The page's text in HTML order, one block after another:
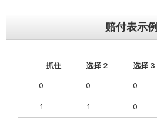
赔付表示例
抓住 选择 2 选择 3
0 0 0
1 1 0